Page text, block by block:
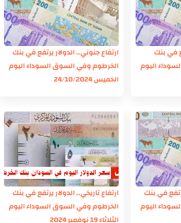
في بنك
اليوم
ارتفاع جنوني.. الدولار يرتفع في بنك
الخرطوم وفي السوق السوداء اليوم
الخميس 24/10/2024
في بنك
اليوم
ارتفاع تاريخي.. الدولار يرتفع في بنك
الخرطوم وفي السوق السوداء اليوم
الثلاثاء 19 نوفمبر 2024